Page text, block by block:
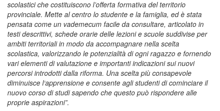
scolastici che costituiscono l’offerta formativa del territorio
provinciale. Mette al centro lo studente e la famiglia, ed è stata
pensata come un vademecum facile da consultare, articolato in
testi descrittivi, schede orarie delle lezioni e scuole suddivise per
ambiti territoriali in modo da accompagnare nella scelta
scolastica, valorizzando le potenzialità di ogni ragazzo e fornendo
vari elementi di valutazione e importanti indicazioni sui nuovi
percorsi introdotti dalla riforma. Una scelta più consapevole
diminuisce l‘apprensione e consente agli studenti di cominciare il
nuovo corso di studi sapendo che questo può rispondere alle
proprie aspirazioni”.